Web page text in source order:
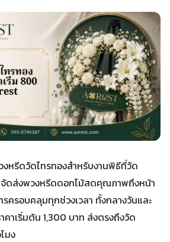
หรีดวัดไทรทองสำหรับงานพิธีที่วัด
ดส่งพวงหรีดดอกไม้สดคุณภาพถึงหน้า
ครอบคลุมทุกช่วงเวลา ทั้งกลางวันและ
าเริ่มต้น 1,300 บาท ส่งตรงถึงวัด
มง